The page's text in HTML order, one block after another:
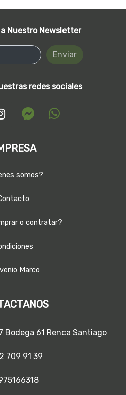
Nuestro Newsletter
Enviar
redes sociales
somos?
o contratar?
Marco
Bodega 61 Renca Santiago
709 91 39